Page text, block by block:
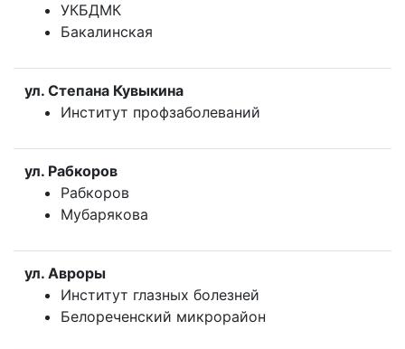
УКБДМК
Бакалинская
ул. Степана Кувыкина
Институт профзаболеваний
ул. Рабкоров
Рабкоров
Мубарякова
ул. Авроры
Институт глазных болезней
Белореченский микрорайон